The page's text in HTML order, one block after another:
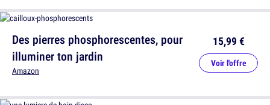
Des pierres phosphorescentes, pour
illuminer ton jardin
Amazon
15,99 €
Voir l'offre